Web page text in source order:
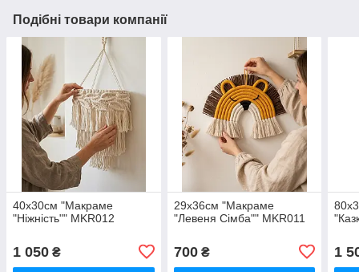
Подібні товари компанії
40x30см "Макраме
"Ніжність"" MKR012
1 050 ₴
29x36см "Макраме
"Левеня Сімба"" MKR011
700₴ 1